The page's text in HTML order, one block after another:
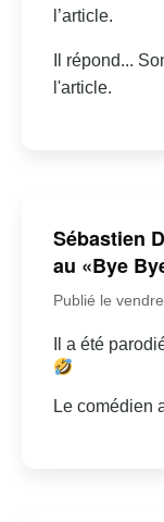
l’article.
Il répond...
l'article.
Sébastien
au «Bye
Publié le
Il a été
Le comédien